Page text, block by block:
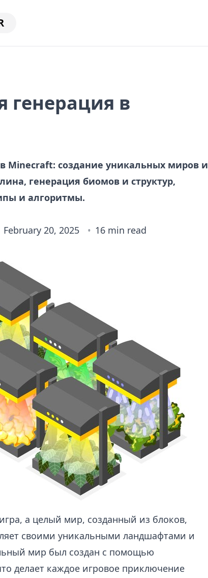
генерация в
Minecraft: создание уникальных миров и
генерация биомов и структур,
и алгоритмы.
February 20, 2025 16 min read
а целый мир, созданный из блоков,
своими уникальными ландшафтами и
мир был создан с помощью
делает каждое игровое приключение